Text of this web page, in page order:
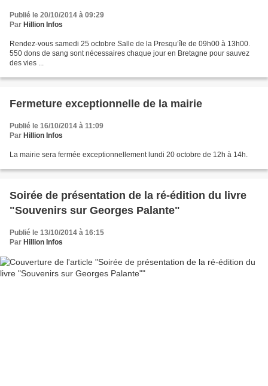
Publié le 20/10/2014 à 09:29
Par Hillion Infos
Rendez-vous samedi 25 octobre Salle de la Presqu’île de 09h00 à 13h00.
550 dons de sang sont nécessaires chaque jour en Bretagne pour sauvez
des vies ...
Fermeture exceptionnelle de la mairie
Publié le 16/10/2014 à 11:09
Par Hillion Infos
La mairie sera fermée exceptionnellement lundi 20 octobre de 12h à 14h.
Soirée de présentation de la ré-édition du livre
"Souvenirs sur Georges Palante"
Publié le 13/10/2014 à 16:15
Par Hillion Infos